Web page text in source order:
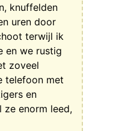
knuffelden
uren door
terwijl ik
en we rustig
zoveel
telefoon met
en
ze enorm leed,